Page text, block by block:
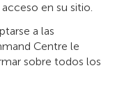
en su sitio.
a las
Centre le
sobre todos los